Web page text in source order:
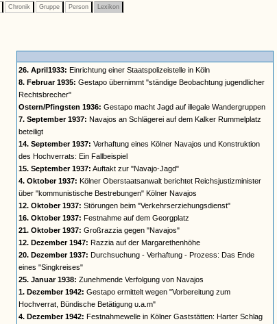
Chronik Gruppe Person Lexikon
26. April1933: Einrichtung einer Staatspolizeistelle in Köln
8. Februar 1935: Gestapo übernimmt "ständige Beobachtung jugendlicher
Rechtsbrecher"
Ostern/Pfingsten 1936: Gestapo macht Jagd auf illegale Wandergruppen
7. September 1937: Navajos an Schlägerei auf dem Kalker Rummelplatz
beteiligt
14. September 1937: Verhaftung eines Kölner Navajos und Konstruktion
des Hochverrats: Ein Fallbeispiel
15. September 1937: Auftakt zur "Navajo-Jagd"
4. Oktober 1937: Kölner Oberstaatsanwalt berichtet Reichsjustizminister
über "kommunistische Bestrebungen" Kölner Navajos
12. Oktober 1937: Störungen beim "Verkehrserziehungsdienst"
16. Oktober 1937: Festnahme auf dem Georgplatz
21. Oktober 1937: Großrazzia gegen "Navajos"
12. Dezember 1947: Razzia auf der Margarethenhöhe
20. Dezember 1937: Durchsuchung - Verhaftung - Prozess: Das Ende
eines "Singkreises"
25. Januar 1938: Zunehmende Verfolgung von Navajos
1. Dezember 1942: Gestapo ermittelt wegen "Vorbereitung zum
Hochverrat, Bündische Betätigung u.a.m"
4. Dezember 1942: Festnahmewelle in Kölner Gaststätten: Harter Schlag